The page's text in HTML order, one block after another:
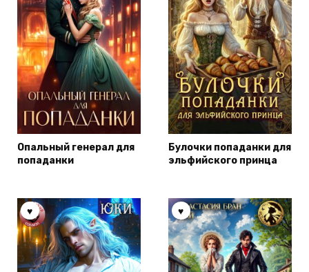
Опальный генерал для
попаданки
Булочки попаданки для
эльфийского принца